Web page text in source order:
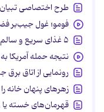
طرح اختصاصی
فومو؛ غول جیب‌بر
۵ غذای سریع و سالم برای طبیعت‌گردی
نتیجه حمله آمریکا
رونمایی از اتاق برق
زهرهای پنهان خانه
قهرمان‌های خسته یا